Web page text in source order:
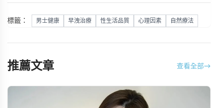
標籤： 男士健康 早洩治療 性生活品質 心理因素 自然療法
推薦文章 查看全部→